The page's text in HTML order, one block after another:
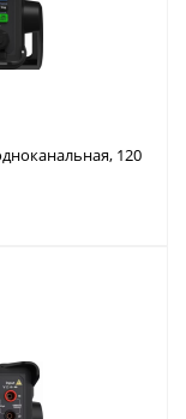
120